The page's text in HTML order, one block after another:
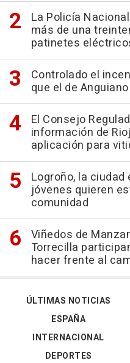
La Policía
más de una
patinetes
Controlado el
que el de
El Consejo
información de
aplicación para
Logroño, la
jóvenes quieren
comunidad
Viñedos de
Torrecilla
hacer frente al
ÚLTIMAS NOTICIAS
ESPAÑA
INTERNACIONAL
DEPORTES